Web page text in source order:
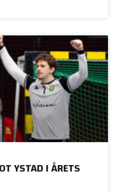
YSTAD I ÅRETS